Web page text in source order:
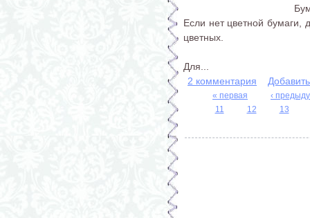
Если нет цветной бумаги,
цветных.
Для...
2 комментария
« первая
‹
11
12 13